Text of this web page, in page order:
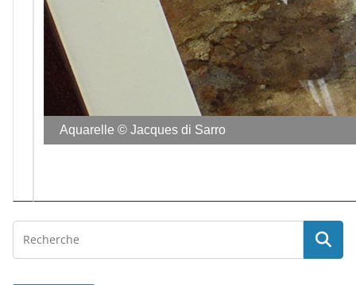
Aquarelle © Jacques di Sarro